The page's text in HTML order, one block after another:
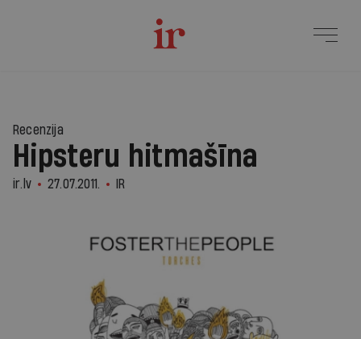
Recenzija
Hipsteru hitmašīna
ir.lv 27.07.2011. IR